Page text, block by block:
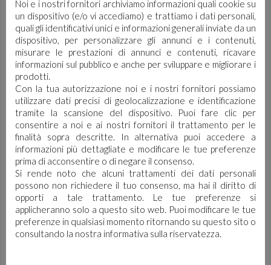
TI POTREBBE
INTERESSARE…
Noi e i nostri fornitori archiviamo informazioni quali cookie su
un dispositivo (e/o vi accediamo) e trattiamo i dati personali,
quali gli identificativi unici e informazioni generali inviate da un
dispositivo, per personalizzare gli annunci e i contenuti,
misurare le prestazioni di annunci e contenuti, ricavare
informazioni sul pubblico e anche per sviluppare e migliorare i
prodotti.
Con la tua autorizzazione noi e i nostri fornitori possiamo
utilizzare dati precisi di geolocalizzazione e identificazione
tramite la scansione del dispositivo. Puoi fare clic per
consentire a noi e ai nostri fornitori il trattamento per le
finalità sopra descritte. In alternativa puoi accedere a
informazioni più dettagliate e modificare le tue preferenze
prima di acconsentire o di negare il consenso.
Si rende noto che alcuni trattamenti dei dati personali
possono non richiedere il tuo consenso, ma hai il diritto di
opporti a tale trattamento. Le tue preferenze si
applicheranno solo a questo sito web. Puoi modificare le tue
preferenze in qualsiasi momento ritornando su questo sito o
consultando la nostra informativa sulla riservatezza.